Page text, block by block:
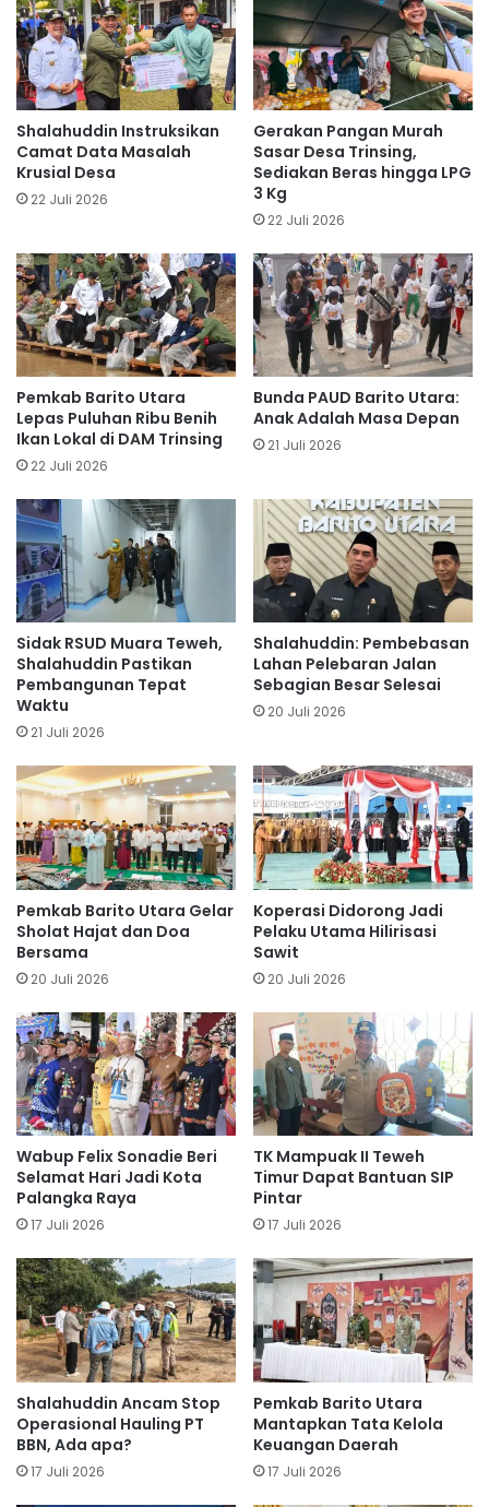
Shalahuddin Instruksikan
Camat Data Masalah
Krusial Desa
22 Juli 2026
Gerakan Pangan Murah
Sasar Desa Trinsing,
Sediakan Beras hingga LPG
3 Kg
22 Juli 2026
Pemkab Barito Utara
Lepas Puluhan Ribu Benih
Ikan Lokal di DAM Trinsing
22 Juli 2026
Bunda PAUD Barito Utara:
Anak Adalah Masa Depan
21 Juli 2026
Sidak RSUD Muara Teweh,
Shalahuddin Pastikan
Pembangunan Tepat
Waktu
21 Juli 2026
Shalahuddin: Pembebasan
Lahan Pelebaran Jalan
Sebagian Besar Selesai
20 Juli 2026
Pemkab Barito Utara Gelar
Sholat Hajat dan Doa
Bersama
20 Juli 2026
Koperasi Didorong Jadi
Pelaku Utama Hilirisasi
Sawit
20 Juli 2026
Wabup Felix Sonadie Beri
Selamat Hari Jadi Kota
Palangka Raya
17 Juli 2026
TK Mampuak II Teweh
Timur Dapat Bantuan SIP
Pintar
17 Juli 2026
Shalahuddin Ancam Stop
Operasional Hauling PT
BBN, Ada apa?
17 Juli 2026
Pemkab Barito Utara
Mantapkan Tata Kelola
Keuangan Daerah
17 Juli 2026